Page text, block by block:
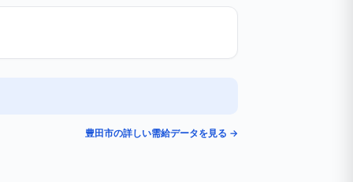
豊田市の詳しい需給データを見る →